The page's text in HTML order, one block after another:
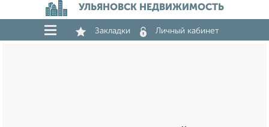
УЛЬЯНОВСК НЕДВИЖИМОСТЬ
Закладки Личный кабинет